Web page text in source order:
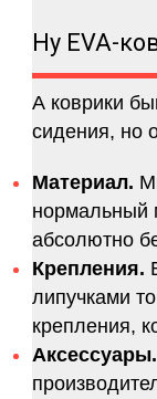
Ну EVA-
А коврики
сидения, но
Материал.
нормальный
абсолютно
Крепления.
липучками
крепления,
Аксессуары.